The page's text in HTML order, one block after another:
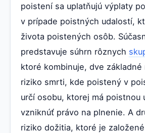
poistení sa uplatňujú výplaty
v prípade poistných udalostí,
života poistených osôb.
predstavuje súhrn rôznych
ktoré kombinuje, dve základné
riziko smrti, kde poistený v
určí osobu, ktorej má poistnou
vzniknúť právo na plnenie. A
riziko dožitia, ktoré je